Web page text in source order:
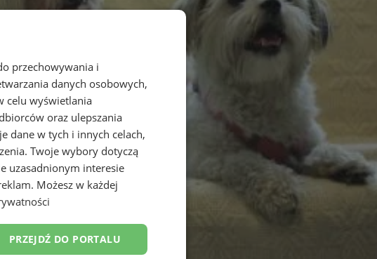
przechowywania i
danych osobowych,
celu wyświetlania
oraz ulepszania
dane w tych i innych celach,
Twoje wybory dotyczą
uzasadnionym interesie
. Możesz w każdej
PRZEJDŹ DO PORTALU